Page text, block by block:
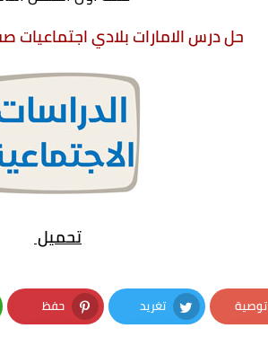
حل درس الامارات بلادي اجتماعيات
تحميل
توصية
Google Plus
تغريد
Twitter
حفظ
Pinterest